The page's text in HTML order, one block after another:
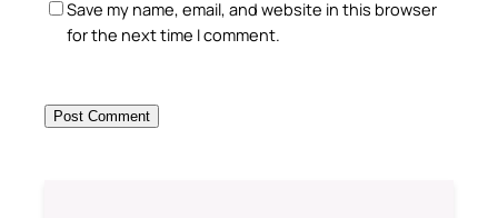
Save my name, email, and website in this browser
for the next time I comment.